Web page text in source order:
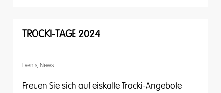
TROCKI-TAGE 2024
Events, News
Freuen Sie sich auf eiskalte Trocki-Angebote